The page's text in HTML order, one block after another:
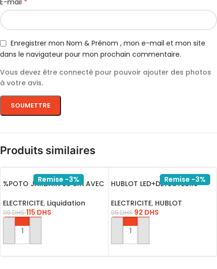
E-mail
Enregistrer mon Nom & Prénom , mon e-mail et mon site
dans le navigateur pour mon prochain commentaire.
Vous devez être connecté pour pouvoir ajouter des photos
à votre avis.
Produits similaires
Remise -3%
%POTO JARDAIN 60 cm AVEC
ELECTRICITE, Liquidation
119DHS115 DHS
AJOUTER AU PANIER
Remise -3%
HUBLOT LED+DETECTEURS
IP54
ELECTRICITE, HUBLOT
95DHS 92 DHS
AJOUTER AU PANIER